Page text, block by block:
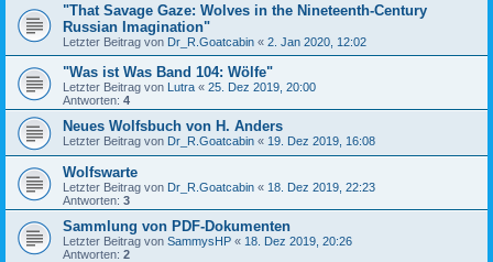
"That Savage Gaze: Wolves in the Nineteenth-Century
Russian Imagination"
Letzter Beitrag von Dr_R.Goatcabin « 2. Jan 2020, 12:02
"Was ist Was Band 104: Wölfe"
Letzter Beitrag von Lutra « 25. Dez 2019, 20:00
Antworten: 4
Neues Wolfsbuch von H. Anders
Letzter Beitrag von Dr_R.Goatcabin « 19. Dez 2019, 16:08
Wolfswarte
Letzter Beitrag von Dr_R.Goatcabin « 18. Dez 2019, 22:23
Antworten: 3
Sammlung von PDF-Dokumenten
Letzter Beitrag von SammysHP « 18. Dez 2019, 20:26
Antworten: 2